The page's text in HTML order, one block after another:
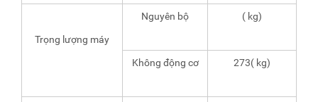
Trọng lượng máy
Nguyên bộ ( kg)
Không động cơ 273( kg)